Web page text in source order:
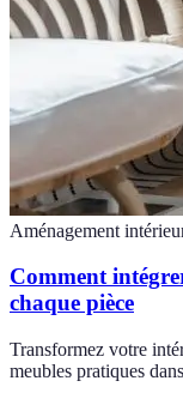
Aménagement
Comment
chaque pièce
Transformez votre
meubles pratiques